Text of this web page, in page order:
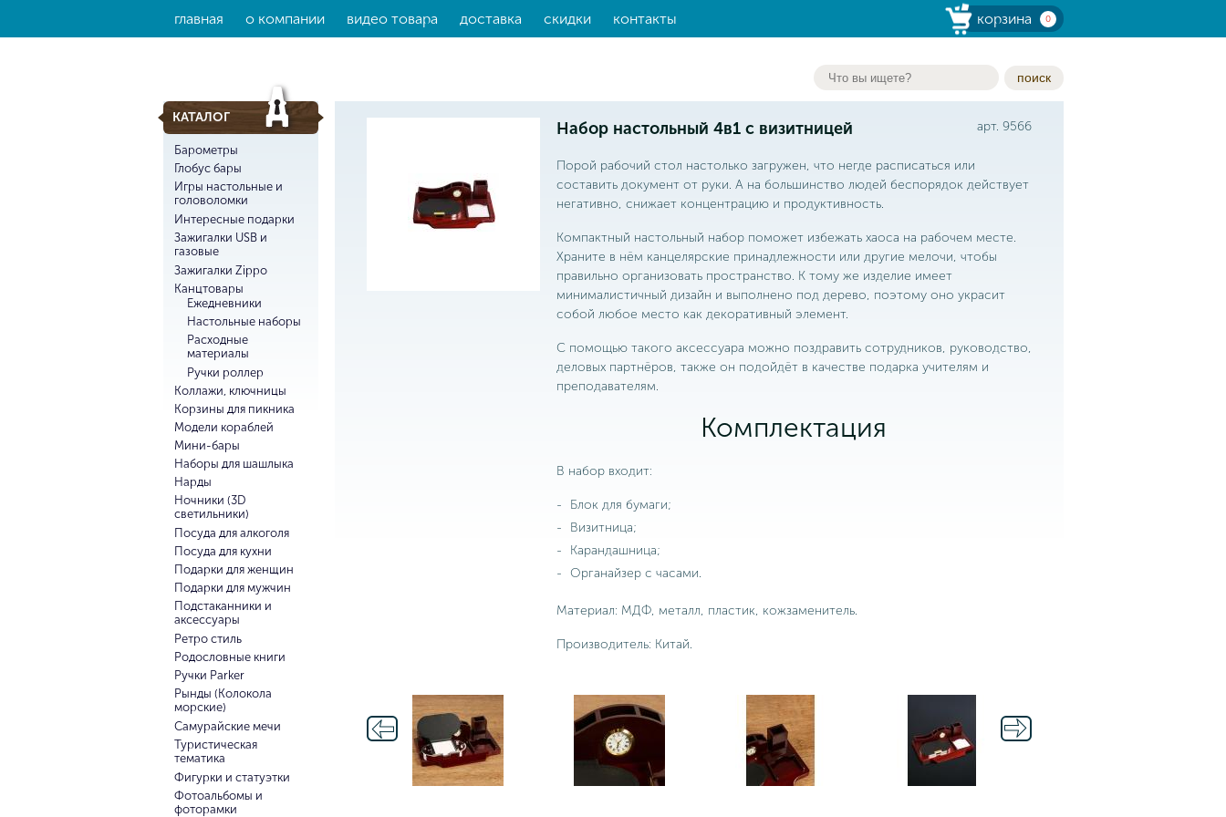
главная о компании видео товара доставка скидки контакты корзина 0
поиск
КАТАЛОГ
Барометры
Глобус бары
Игры настольные и
головоломки
Интересные подарки
Зажигалки USB и
газовые
Зажигалки Zippo
Канцтовары
Ежедневники
Настольные наборы
Расходные
материалы
Ручки роллер
Коллажи, ключницы
Корзины для пикника
Модели кораблей
Мини-бары
Наборы для шашлыка
Нарды
Ночники (3D
светильники)
Посуда для алкоголя
Посуда для кухни
Подарки для женщин
Подарки для мужчин
Подстаканники и
аксессуары
Ретро стиль
Родословные книги
Ручки Parker
Рынды (Колокола
морские)
Самурайские мечи
Туристическая
тематика
Фигурки и статуэтки
Фотоальбомы и
фоторамки
Набор настольный 4в1 с визитницей арт. 9566
Порой рабочий стол настолько загружен, что негде расписаться или
составить документ от руки. А на большинство людей беспорядок действует
негативно, снижает концентрацию и продуктивность.
Компактный настольный набор поможет избежать хаоса на рабочем месте.
Храните в нём канцелярские принадлежности или другие мелочи, чтобы
правильно организовать пространство. К тому же изделие имеет
минималистичный дизайн и выполнено под дерево, поэтому оно украсит
собой любое место как декоративный элемент.
С помощью такого аксессуара можно поздравить сотрудников, руководство,
деловых партнёров, также он подойдёт в качестве подарка учителям и
преподавателям.
Комплектация
В набор входит:
Блок для бумаги;
Визитница;
Карандашница;
Органайзер с часами.
Материал: МДФ, металл, пластик, кожзаменитель.
Производитель: Китай.